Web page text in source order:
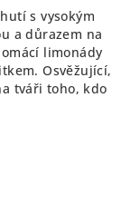
s vysokým
a důrazem na
limonády
Osvěžující,
tváři toho, kdo